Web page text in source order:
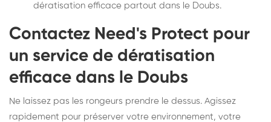
dératisation efficace partout dans le Doubs.
Contactez Need's Protect pour
un service de dératisation
efficace dans le Doubs
Ne laissez pas les rongeurs prendre le dessus. Agissez
rapidement pour préserver votre environnement, votre